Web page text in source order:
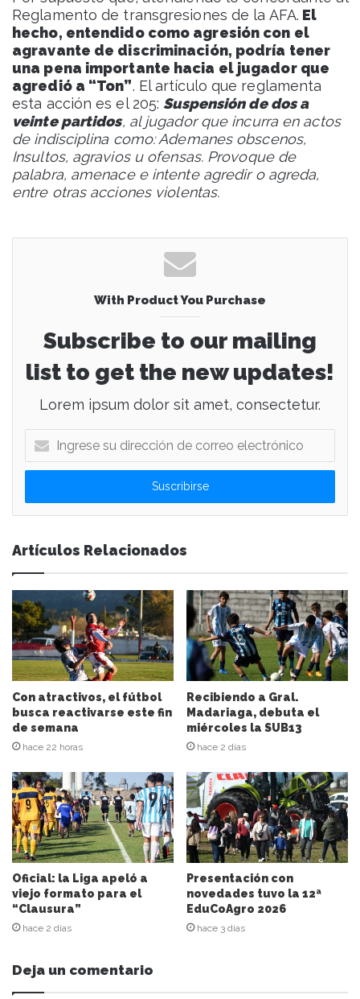
Reglamento de transgresiones de la AFA. El
hecho, entendido como agresión con el
agravante de discriminación, podría tener
una pena importante hacia el jugador que
agredió a “Ton”. El artículo que reglamenta
esta acción es el 205:Suspensión de dos a
veinte partidos, al jugador que incurra en actos
de indisciplina como: Ademanes obscenos,
Insultos, agravios u ofensas. Provoque de
palabra, amenace e intente agredir o agreda,
entre otras acciones violentas.
With Product You Purchase
Subscribe to our mailing
list to get the new updates!
Lorem ipsum dolor sit amet, consectetur.
g
e
s
u
d
i
r
e
c
c
i
ó
n
d
c
o
r
r
e
o
e
l
e
c
ó
n
Artículos Relacionados
Con atractivos, el fútbol
busca reactivarse este fin
de semana
hace 22 horas
Recibiendo a Gral.
Madariaga, debuta el
miércoles la SUB13
hace 2 días
Oficial: la Liga apeló a
viejo formato para el
“Clausura”
hace 2 días
Presentación con
novedades tuvo la 12ª
EduCoAgro 2026
hace 3 días
Deja un comentario